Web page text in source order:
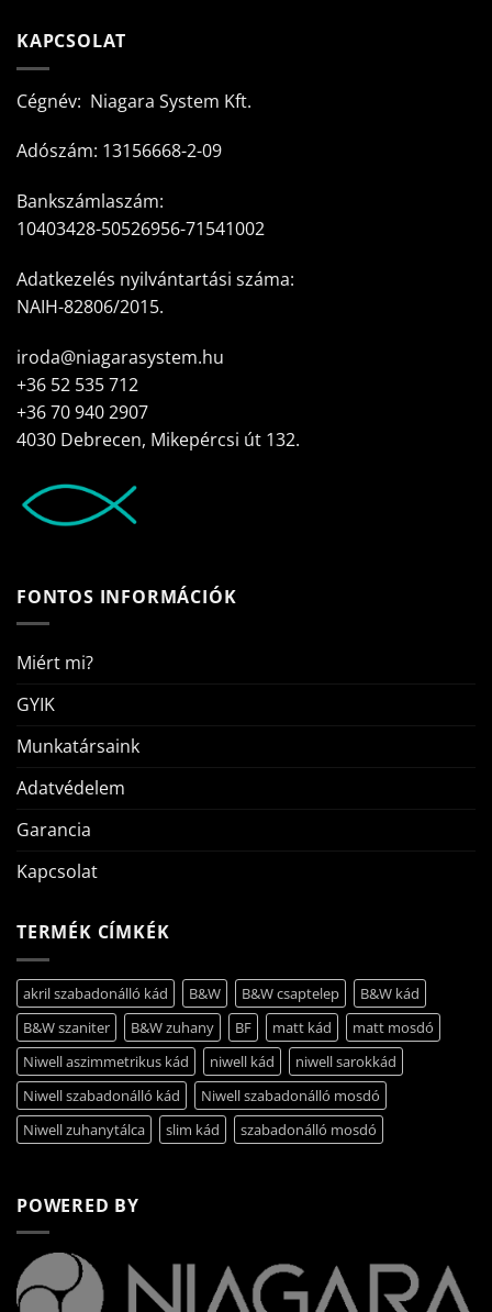
KAPCSOLAT
Cégnév: Niagara System Kft.
Adószám: 13156668-2-09
Bankszámlaszám:
10403428-50526956-71541002
Adatkezelés nyilvántartási száma:
NAIH-82806/2015.
iroda@niagarasystem.hu
+36 52 535 712
+36 70 940 2907
4030 Debrecen, Mikepércsi út 132.
FONTOS INFORMÁCIÓK
Miért mi?
GYIK
Munkatársaink
Adatvédelem
Garancia
Kapcsolat
TERMÉK CÍMKÉK
akril szabadonálló kád B&W B&W csaptelep
B&W kád
B&W szaniter
B&W zuhany BF matt kád
matt mosdó
Niwell aszimmetrikus kád
niwell kád
niwell sarokkád
Niwell szabadonálló kád
Niwell szabadonálló mosdó
Niwell zuhanytálca
slim kád szabadonálló mosdó
POWERED BY